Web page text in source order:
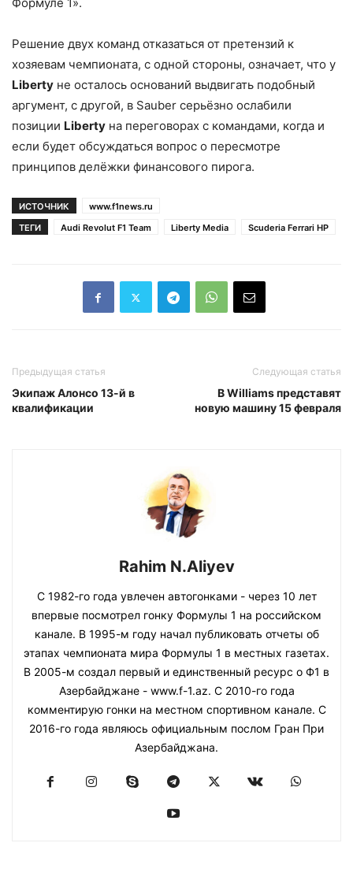
Решение двух команд отказаться от претензий к
хозяевам чемпионата, с одной стороны, означает, что у
Liberty не осталось оснований выдвигать подобный
аргумент, с другой, в Sauber серьёзно ослабили
позиции Liberty на переговорах с командами, когда и
если будет обсуждаться вопрос о пересмотре
принципов делёжки финансового пирога.
ИСТОЧНИК
www.f1news.ru
ТЕГИ
Audi Revolut F1 Team Liberty Media Scuderia Ferrari HP
Предыдущая статья
Экипаж Алонсо 13-й в
квалификации
Следующая статья
В Williams представят
новую машину 15 февраля
Rahim N.Aliyev
С 1982-го года увлечен автогонками - через 10 лет
впервые посмотрел гонку Формулы 1 на российском
канале. В 1995-м году начал публиковать отчеты об
этапах чемпионата мира Формулы 1 в местных газетах.
В 2005-м создал первый и единственный ресурс о Ф1 в
Азербайджане - www.f-1.az. С 2010-го года
комментирую гонки на местном спортивном канале. С
2016-го года являюсь официальным послом Гран При
Азербайджана.